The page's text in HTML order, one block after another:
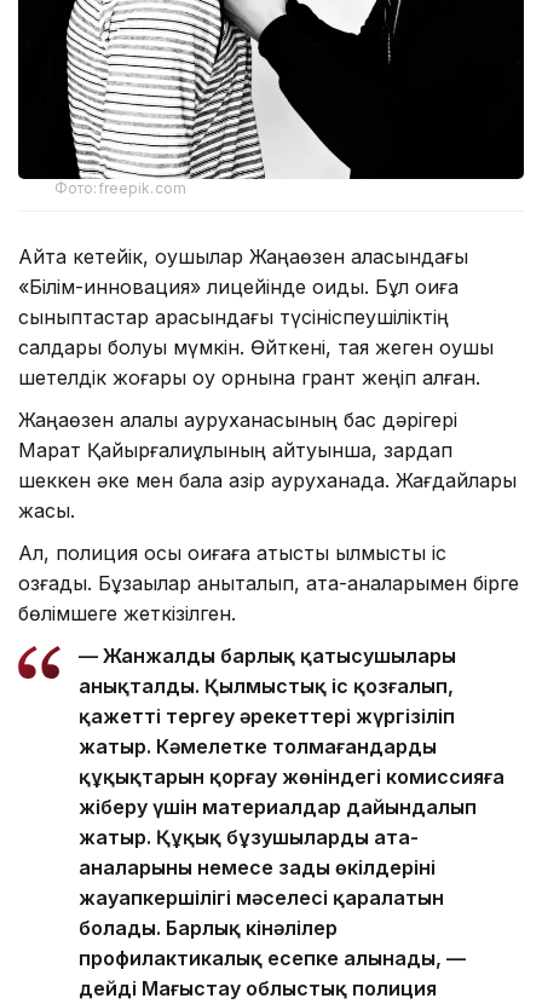
Фото:freepik.com
Айта кетейік, оқушылар Жаңаөзен қаласындағы
«Білім-инновация» лицейінде оқиды. Бұл оқиға
сыныптастар арасындағы түсініспеушіліктің
салдары болуы мүмкін. Өйткені, таяқ жеген оқушы
шетелдік жоғары оқу орнына грант жеңіп алған.
Жаңаөзен қалалық ауруханасының бас дәрігері
Марат Қайырғалиұлының айтуынша, зардап
шеккен әке мен бала қазір ауруханада. Жағдайлары
жақсы.
Ал, полиция осы оқиғаға қатысты қылмыстық іс
қозғады. Бұзақылар анықталып, ата-аналарымен бірге
бөлімшеге жеткізілген.
— Жанжалдың барлық қатысушылары
анықталды. Қылмыстық іс қозғалып,
қажетті тергеу әрекеттері жүргізіліп
жатыр. Кәмелетке толмағандардың
құқықтарын қорғау жөніндегі комиссияға
жіберу үшін материалдар дайындалып
жатыр. Құқық бұзушылардың ата-
аналарының немесе заңды өкілдерінің
жауапкершілігі мәселесі қаралатын
болады. Барлық кінәлілер
профилактикалық есепке алынады, —
дейді Маңғыстау облыстық полиция